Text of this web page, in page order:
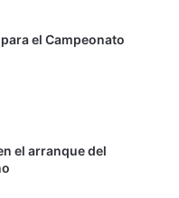
el Campeonato
el arranque del